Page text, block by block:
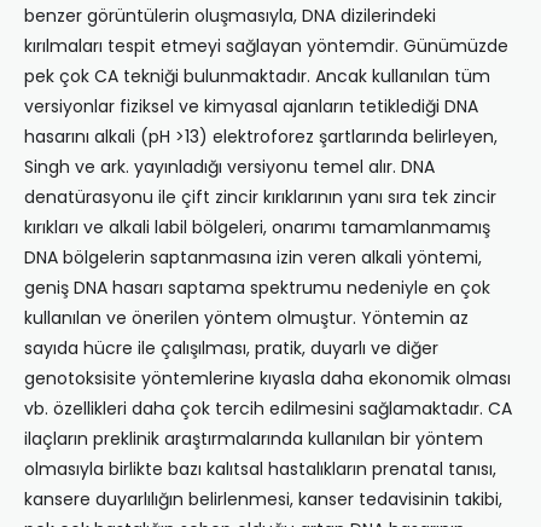
benzer görüntülerin oluşmasıyla, DNA dizilerindeki
kırılmaları tespit etmeyi sağlayan yöntemdir. Günümüzde
pek çok CA tekniği bulunmaktadır. Ancak kullanılan tüm
versiyonlar fiziksel ve kimyasal ajanların tetiklediği DNA
hasarını alkali (pH >13) elektroforez şartlarında belirleyen,
Singh ve ark. yayınladığı versiyonu temel alır. DNA
denatürasyonu ile çift zincir kırıklarının yanı sıra tek zincir
kırıkları ve alkali labil bölgeleri, onarımı tamamlanmamış
DNA bölgelerin saptanmasına izin veren alkali yöntemi,
geniş DNA hasarı saptama spektrumu nedeniyle en çok
kullanılan ve önerilen yöntem olmuştur. Yöntemin az
sayıda hücre ile çalışılması, pratik, duyarlı ve diğer
genotoksisite yöntemlerine kıyasla daha ekonomik olması
vb. özellikleri daha çok tercih edilmesini sağlamaktadır. CA
ilaçların preklinik araştırmalarında kullanılan bir yöntem
olmasıyla birlikte bazı kalıtsal hastalıkların prenatal tanısı,
kansere duyarlılığın belirlenmesi, kanser tedavisinin takibi,